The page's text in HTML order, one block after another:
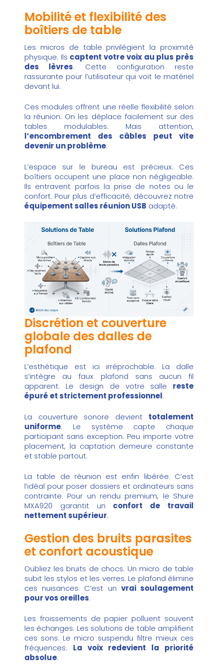
Mobilité et flexibilité des
boîtiers de table
Les micros de table privilégient la proximité
physique. Ils captent votre voix au plus près
des lèvres. Cette configuration reste
rassurante pour l’utilisateur qui voit le matériel
devant lui.
Ces modules offrent une réelle flexibilité selon
la réunion. On les déplace facilement sur des
tables modulables. Mais attention,
l’encombrement des câbles peut vite
devenir un problème.
L’espace sur le bureau est précieux. Ces
boîtiers occupent une place non négligeable.
Ils entravent parfois la prise de notes ou le
confort. Pour plus d’efficacité, découvrez notre
équipement salles réunion USB adapté.
Discrétion et couverture
globale des dalles de
plafond
L’esthétique est ici irréprochable. La dalle
s’intègre au faux plafond sans aucun fil
apparent. Le design de votre salle reste
épuré et strictement professionnel.
La couverture sonore devient totalement
uniforme. Le système capte chaque
participant sans exception. Peu importe votre
placement, la captation demeure constante
et stable partout.
La table de réunion est enfin libérée. C’est
l’idéal pour poser dossiers et ordinateurs sans
contrainte. Pour un rendu premium, le Shure
MXA920 garantit un confort de travail
nettement supérieur.
Gestion des bruits parasites
et confort acoustique
Oubliez les bruits de chocs. Un micro de table
subit les stylos et les verres. Le plafond élimine
ces nuisances. C’est un vrai soulagement
pour vos oreilles.
Les froissements de papier polluent souvent
les échanges. Les solutions de table amplifient
ces sons. Le micro suspendu filtre mieux ces
fréquences. La voix redevient la priorité
absolue.